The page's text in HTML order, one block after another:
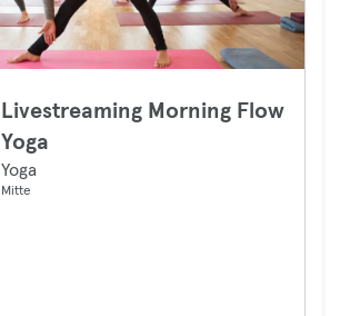
Livestreaming Morning Flow
Yoga
Yoga
Mitte